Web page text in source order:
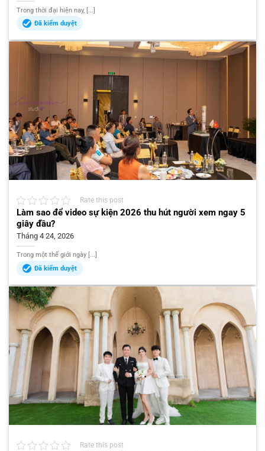
Trong thời đại hiện nay, [...]
Đã kiểm duyệt
Rate this post
Làm sao để video sự kiện 2026 thu hút người xem ngay 5
giây đầu?
Tháng 4 24, 2026
Trong một thế giới ngày [...]
Đã kiểm duyệt
Rate this post